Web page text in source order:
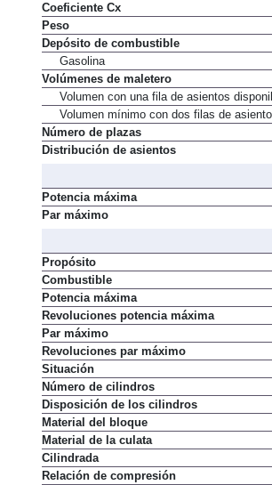
Coeficiente Cx
Peso
Depósito de combustible
Gasolina
Volúmenes de maletero
Volumen con una fila de asientos
Volumen mínimo con dos filas de
Número de plazas
Distribución de asientos
Potencia máxima
Par máximo
Propósito
Combustible
Potencia máxima
Revoluciones potencia máxima
Par máximo
Revoluciones par máximo
Situación
Número de cilindros
Disposición de los cilindros
Material del bloque
Material de la culata
Cilindrada
Relación de compresión